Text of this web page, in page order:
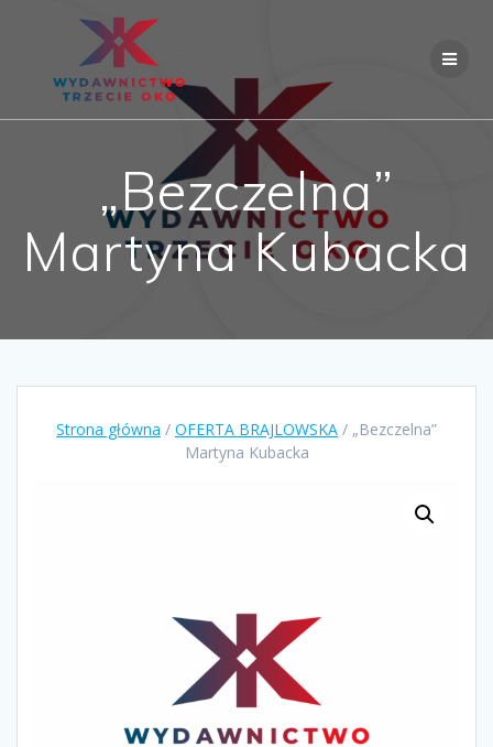
„Bezczelna”
Martyna Kubacka
Strona główna / OFERTA BRAJLOWSKA / „Bezczelna”
Martyna Kubacka